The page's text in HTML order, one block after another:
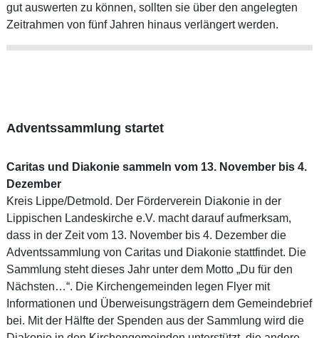
gut auswerten zu können, sollten sie über den angelegten
Zeitrahmen von fünf Jahren hinaus verlängert werden.
Adventssammlung startet
Caritas und Diakonie sammeln vom 13. November bis 4.
Dezember
Kreis Lippe/Detmold. Der Förderverein Diakonie in der
Lippischen Landeskirche e.V. macht darauf aufmerksam,
dass in der Zeit vom 13. November bis 4. Dezember die
Adventssammlung von Caritas und Diakonie stattfindet. Die
Sammlung steht dieses Jahr unter dem Motto „Du für den
Nächsten…“. Die Kirchengemeinden legen Flyer mit
Informationen und Überweisungsträgern dem Gemeindebrief
bei. Mit der Hälfte der Spenden aus der Sammlung wird die